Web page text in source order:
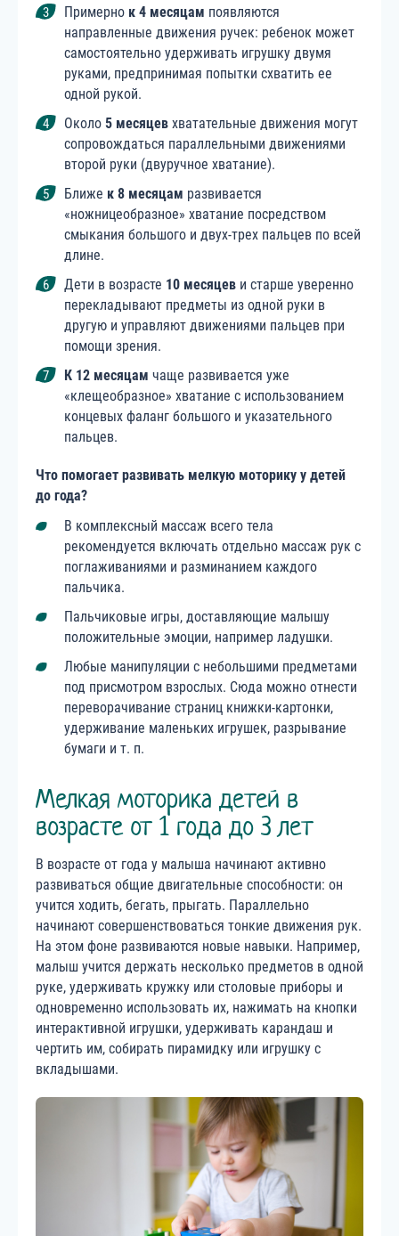
Примерно к 4 месяцам появляются
направленные движения ручек: ребенок может
самостоятельно удерживать игрушку двумя
руками, предпринимая попытки схватить ее
одной рукой.
Около 5 месяцев хватательные движения могут
сопровождаться параллельными движениями
второй руки (двуручное хватание).
Ближе к 8 месяцам развивается
«ножницеобразное» хватание посредством
смыкания большого и двух-трех пальцев по всей
длине.
Дети в возрасте 10 месяцев и старше уверенно
перекладывают предметы из одной руки в
другую и управляют движениями пальцев при
помощи зрения.
К 12 месяцам чаще развивается уже
«клещеобразное» хватание с использованием
концевых фаланг большого и указательного
пальцев.
Что помогает развивать мелкую моторику у детей
до года?
В комплексный массаж всего тела
рекомендуется включать отдельно массаж рук с
поглаживаниями и разминанием каждого
пальчика.
Пальчиковые игры, доставляющие малышу
положительные эмоции, например ладушки.
Любые манипуляции с небольшими предметами
под присмотром взрослых. Сюда можно отнести
переворачивание страниц книжки-картонки,
удерживание маленьких игрушек, разрывание
бумаги и т. п.
Мелкая моторика детей в
возрасте от 1 года до 3 лет
В возрасте от года у малыша начинают активно
развиваться общие двигательные способности: он
учится ходить, бегать, прыгать. Параллельно
начинают совершенствоваться тонкие движения рук.
На этом фоне развиваются новые навыки. Например,
малыш учится держать несколько предметов в одной
руке, удерживать кружку или столовые приборы и
одновременно использовать их, нажимать на кнопки
интерактивной игрушки, удерживать карандаш и
чертить им, собирать пирамидку или игрушку с
вкладышами.